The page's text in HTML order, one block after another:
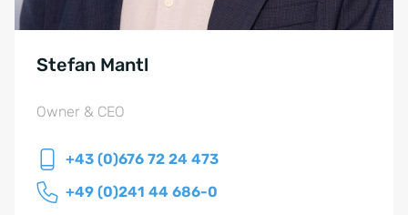
Stefan Mantl
Owner & CEO
+43 (0)676 72 24 473
+49 (0)241 44 686-0